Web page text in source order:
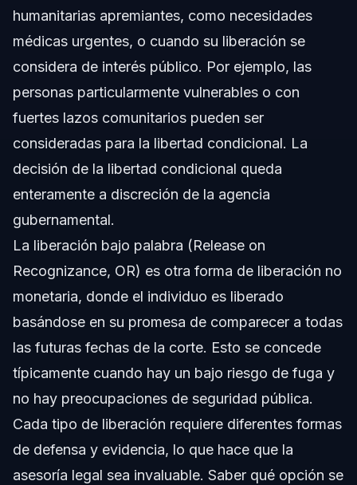
humanitarias apremiantes, como necesidades
médicas urgentes, o cuando su liberación se
considera de interés público. Por ejemplo, las
personas particularmente vulnerables o con
fuertes lazos comunitarios pueden ser
consideradas para la libertad condicional. La
decisión de la libertad condicional queda
enteramente a discreción de la agencia
gubernamental.
La liberación bajo palabra (Release on
Recognizance, OR) es otra forma de liberación no
monetaria, donde el individuo es liberado
basándose en su promesa de comparecer a todas
las futuras fechas de la corte. Esto se concede
típicamente cuando hay un bajo riesgo de fuga y
no hay preocupaciones de seguridad pública.
Cada tipo de liberación requiere diferentes formas
de defensa y evidencia, lo que hace que la
asesoría legal sea invaluable. Saber qué opción se